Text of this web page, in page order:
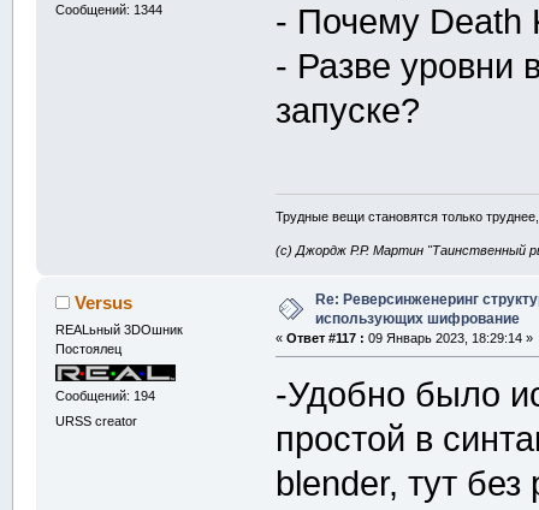
Сообщений: 1344
- Почему Death
- Разве уровни
запуске?
Трудные вещи становятся только
(с) Джордж Р.Р. Мартин "Таинственный
Versus
REALьный 3DOшник
Постоялец
Сообщений: 194
URSS creator
Re: Реверсинженеринг
использующих шифрование
«Ответ #117 : 09 Январь 2023, 18:29:14 »
-Удобно было
простой в
blender, тут